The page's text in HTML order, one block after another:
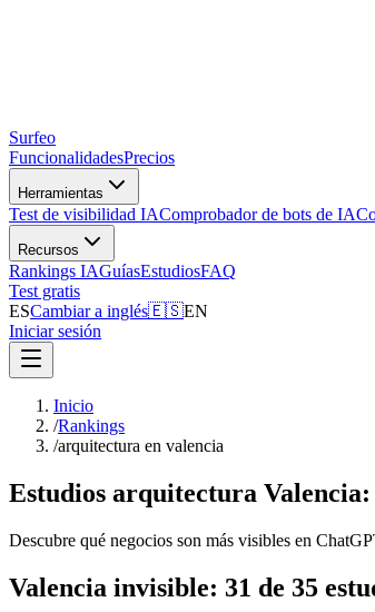
Surfeo
FuncionalidadesPrecios
Herramientas
Test de visibilidad IAComprobador de bots de IA
Recursos
Rankings IAGuíasEstudiosFAQ
Test gratis
ESCambiar a inglés🇪🇸EN
Iniciar sesión
Inicio
/Rankings
/arquitectura en valencia
Estudios arquitectura
Descubre qué negocios son más visibles en
Valencia invisible: 31 de 35